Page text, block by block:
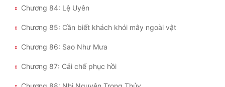
Chương 84: Lệ Uyên
Chương 85: Cần biết khách khói mây ngoài vật
Chương 86: Sao Như Mưa
Chương 87: Cải chế phục hồi